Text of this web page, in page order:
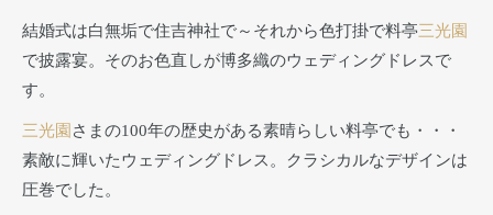
結婚式は白無垢で住吉神社で～それから色打掛で料亭三光園
で披露宴。そのお色直しが博多織のウェディングドレスで
す。
三光園 さまの100年の歴史がある素晴らしい料亭でも・・・
素敵に輝いたウェディングドレス。クラシカルなデザインは
圧巻でした。